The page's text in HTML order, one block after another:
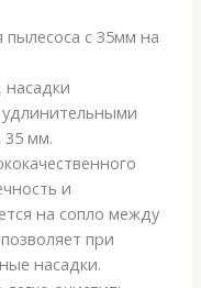
с 35мм на
насадки
мм.
и
на сопло между
при
насадки.